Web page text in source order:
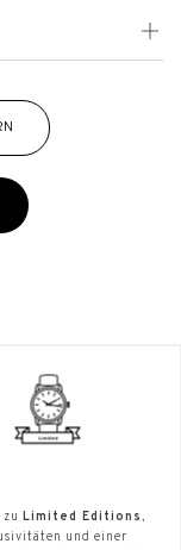
zu Limited Editions,
und einer